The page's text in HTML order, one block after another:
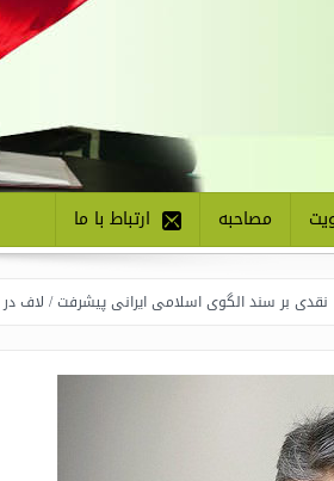
مصاحبه ارتباط با ما
الگوی اسلامی ایرانی پیشرفت / لاف در غریبی